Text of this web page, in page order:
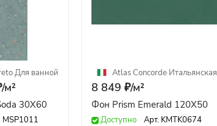
·Для ванной
м²
30X60
MSP1011
Atlas Concorde·Итальянская
8 849 ₽/м²
Фон Prism Emerald 120X50
Доступно Арт. KMTK0674